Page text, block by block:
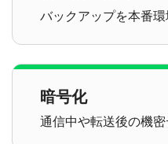
バックアップを本番
暗号化
通信中や転送後の機